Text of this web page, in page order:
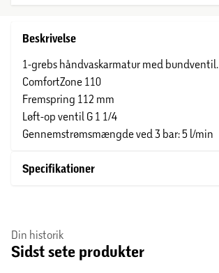
Beskrivelse
1-grebs håndvaskarmatur med bundventil.
ComfortZone 110
Fremspring 112 mm
Løft-op ventil G 1 1/4
Gennemstrømsmængde ved 3 bar: 5 l/min
Specifikationer
Din historik
Sidst sete produkter